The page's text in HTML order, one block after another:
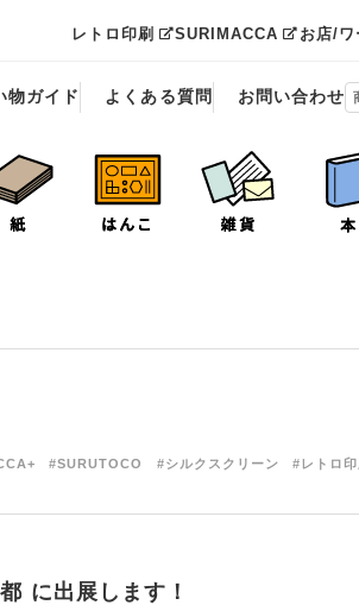
レトロ印刷 SURIMACCA お店/ワ
物ガイド よくある質問 お問い合わせ
#SURUTOCO #シルクスクリーン #レトロ印
に出展します！